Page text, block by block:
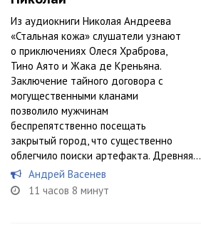
Из аудиокниги Николая Андреева
«Стальная кожа» слушатели узнают
о приключениях Олеся Храброва,
Тино Аято и Жака де Креньяна.
Заключение тайного договора с
могущественными кланами
позволило мужчинам
беспрепятственно посещать
закрытый город, что существенно
облегчило поиски артефакта. Древняя...
Андрей Васенев
11 часов 8 минут